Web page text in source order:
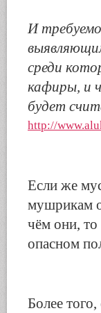
И
среди
кафиры, и
будет
http://
Если же
мушрикам
чём они, то
опасном
Более